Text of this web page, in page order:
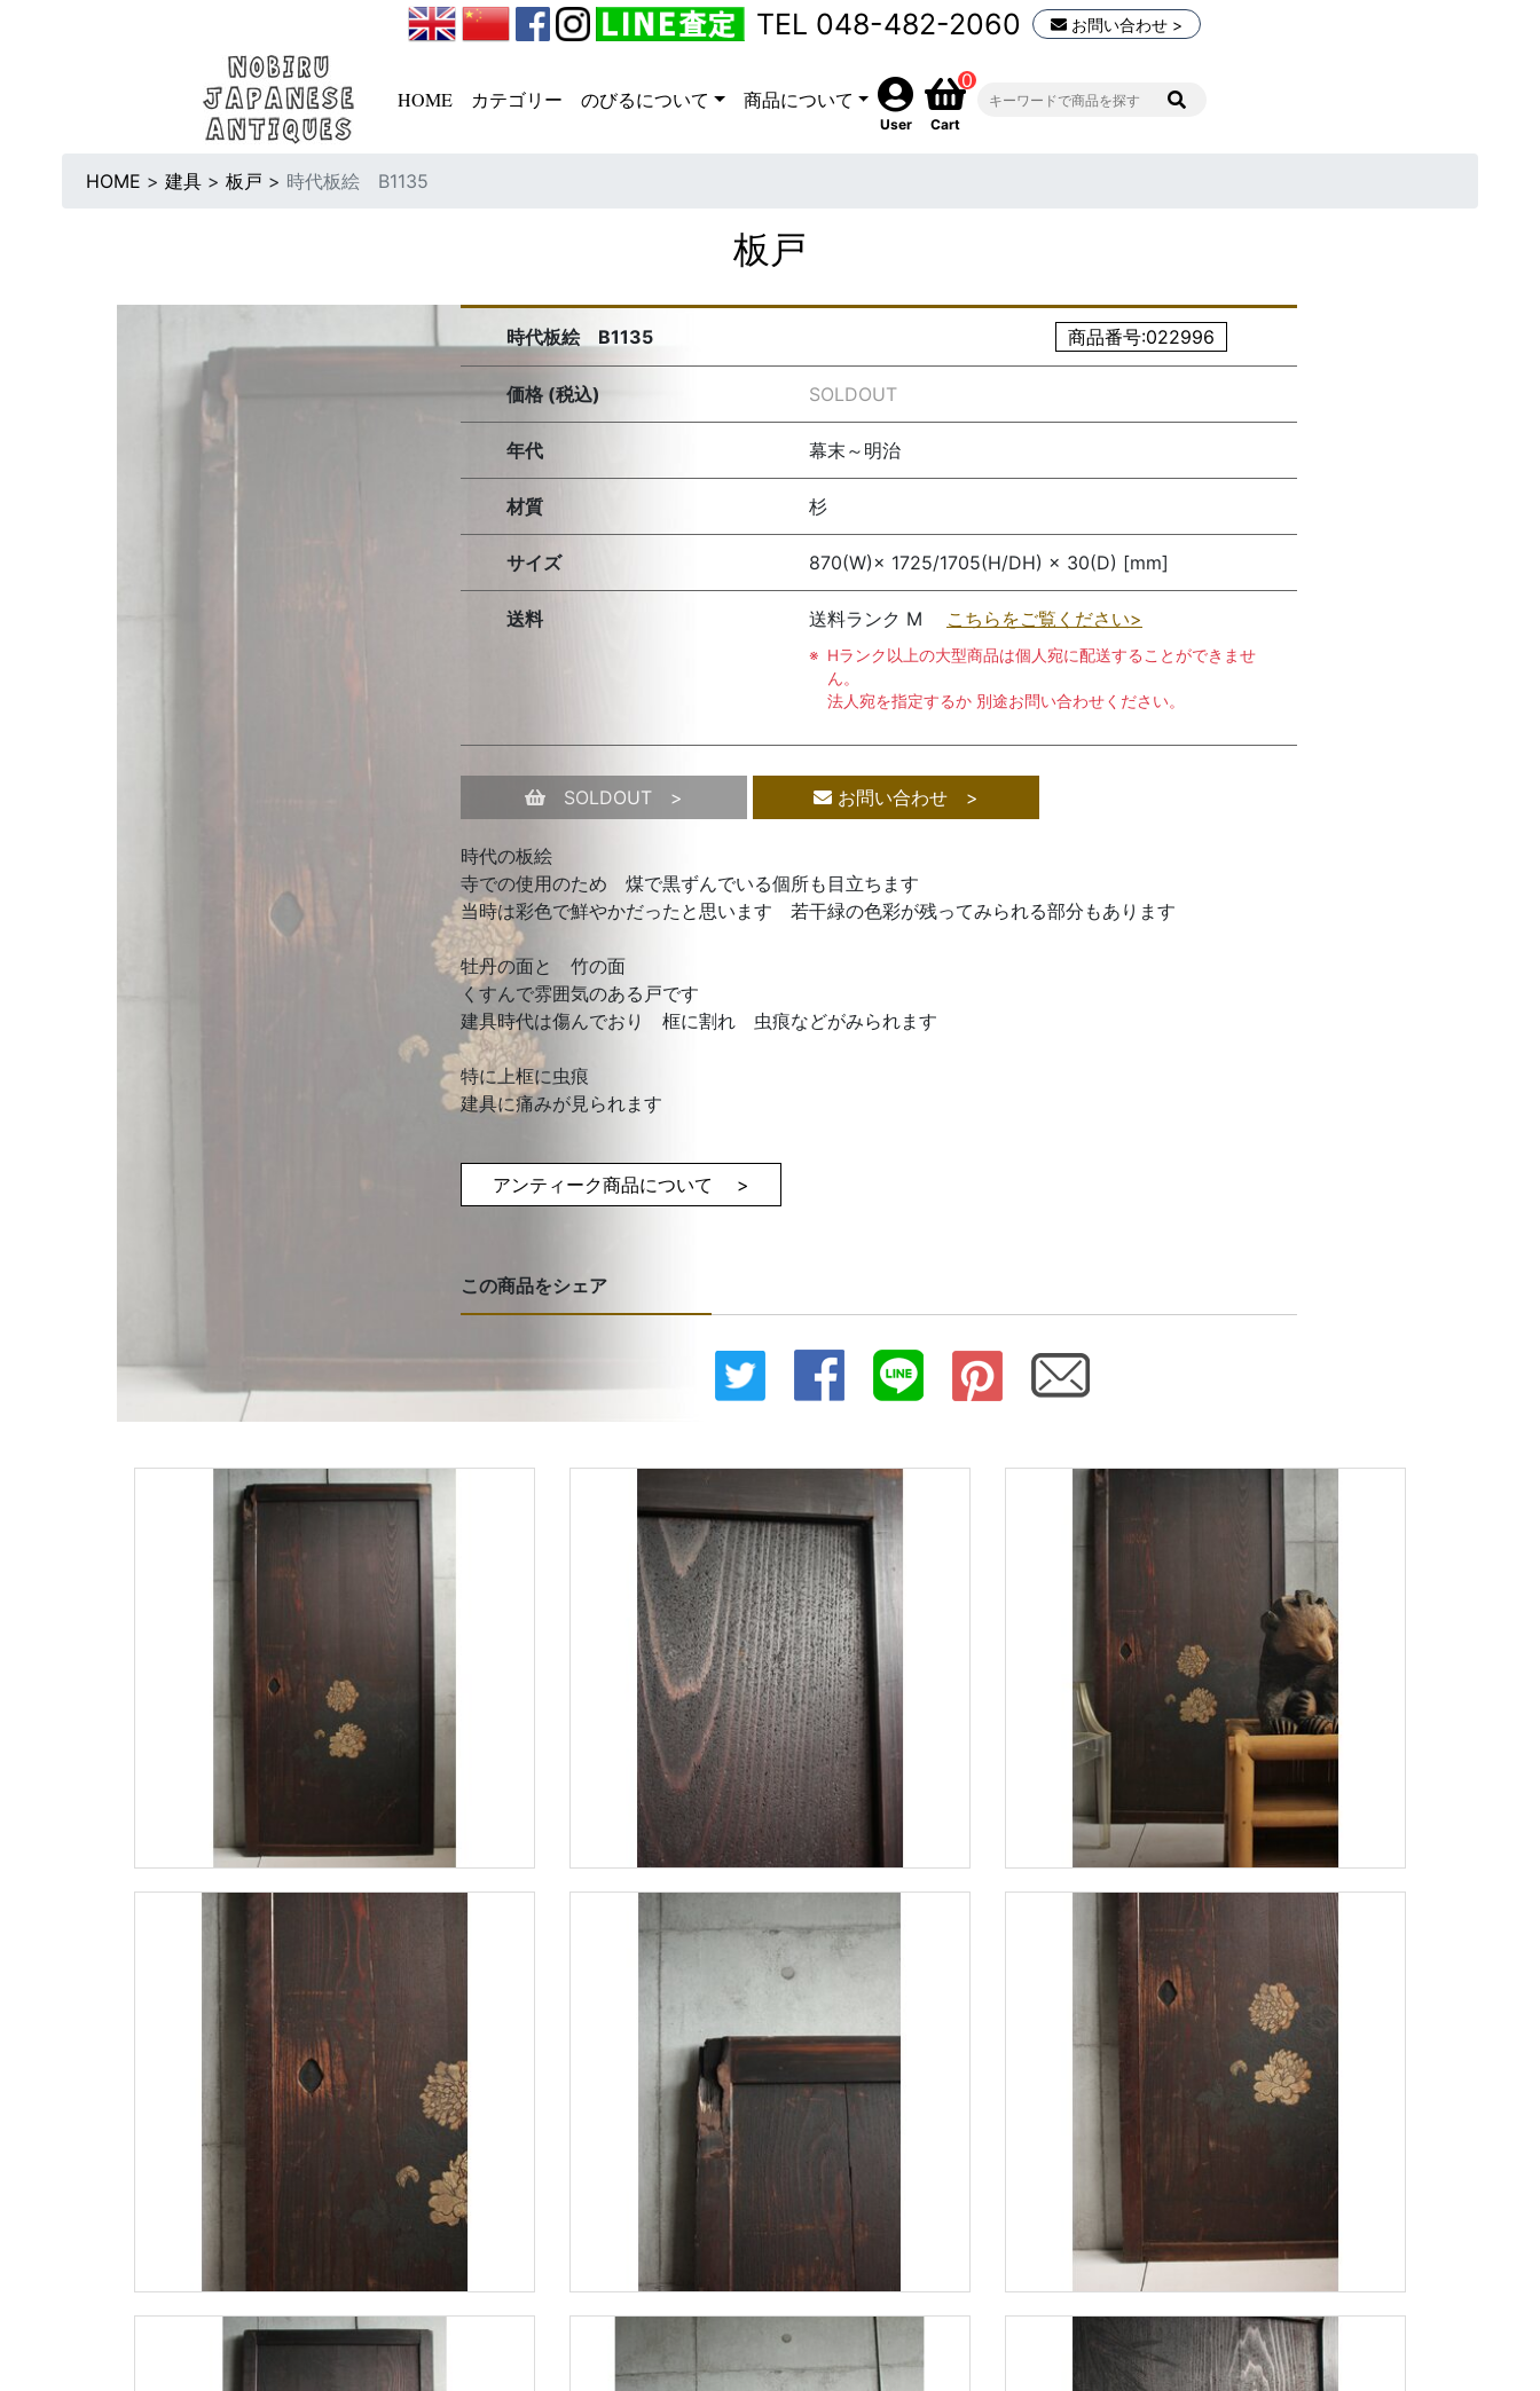
TEL 048-482-2060 お問い合わせ >
HOME カテゴリー のびるについて 商品について
User
0
Cart
HOME > 建具 > 板戸 > 時代板絵 B1135
板戸
時代板絵 B1135 商品番号:022996
価格 (税込) SOLDOUT
年代 幕末～明治
材質 杉
サイズ 870(W)× 1725/1705(H/DH) × 30(D) [mm]
送料 送料ランク M こちらをご覧ください>
Hランク以上の大型商品は個人宛に配送することができませ
ん。
法人宛を指定するか 別途お問い合わせください。
SOLDOUT > お問い合わせ >
時代の板絵
寺での使用のため 煤で黒ずんでいる個所も目立ちます
当時は彩色で鮮やかだったと思います 若干緑の色彩が残ってみられる部分もあります
牡丹の面と 竹の面
くすんで雰囲気のある戸です
建具時代は傷んでおり 框に割れ 虫痕などがみられます
特に上框に虫痕
建具に痛みが見られます
アンティーク商品について >
この商品をシェア